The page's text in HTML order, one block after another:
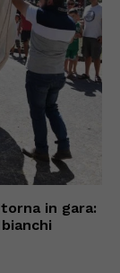
in gara: